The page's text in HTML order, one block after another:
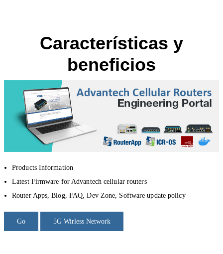
Características y
beneficios
Products Information
Latest Firmware for Advantech cellular routers
Router Apps, Blog, FAQ, Dev Zone, Software update policy
Go 5G Wirless Network